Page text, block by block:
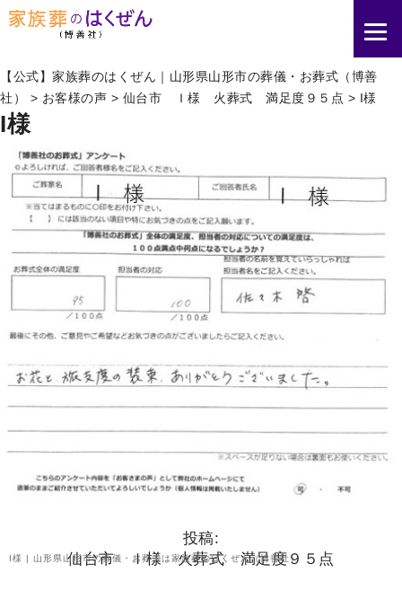
I様 | 山形県山形市の葬儀・お葬式は家族葬のはくぜん（博善社）
【公式】家族葬のはくぜん｜山形県山形市の葬儀・お葬式（博善
社）
> お客様の声 > 仙台市 Ｉ様 火葬式 満足度９５点 > I様
I様
投稿:
仙台市 Ｉ様 火葬式 満足度９５点